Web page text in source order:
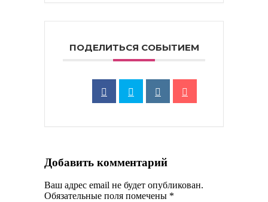
ПОДЕЛИТЬСЯ СОБЫТИЕМ
Добавить комментарий
Ваш адрес email не будет опубликован.
Обязательные поля помечены *